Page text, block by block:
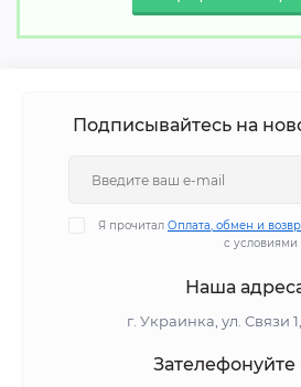
Подписывайтесь на
Я прочитал Оплата, обмен и
с условиями
Наша
г. Украинка, ул. Связи
Зателефонуйте